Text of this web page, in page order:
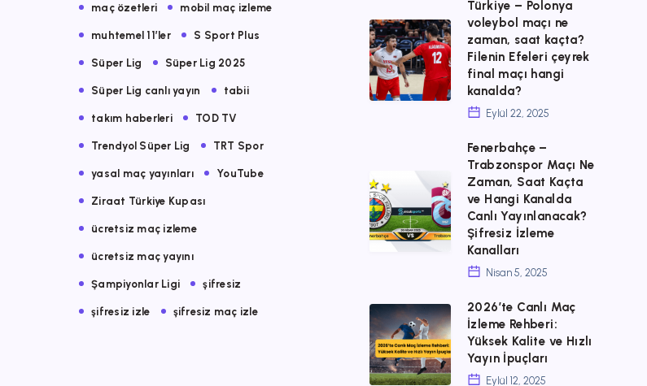
maç özetleri mobil maç izleme
muhtemel 11’ler S Sport Plus
Süper Lig Süper Lig 2025
Süper Lig canlı yayın tabii
takım haberleri TOD TV
Trendyol Süper Lig TRT Spor
yasal maç yayınları YouTube
Ziraat Türkiye Kupası
ücretsiz maç izleme
ücretsiz maç yayını
Şampiyonlar Ligi şifresiz
şifresiz izle şifresiz maç izle
Canlı
İzle,
Şifresiz
Donmadan
Türkiye
–
Polonya
voleybol
zaman,
saat
kaçta?
Filenin
final
maçı
hangi
Türkiye – Polonya
voleybol maçı ne
zaman, saat kaçta?
Filenin Efeleri çeyrek
final maçı hangi
kanalda?
Eylül 22, 2025
Fenerbahçe
–
Trabzonspor
Zaman,
Saat
Kaçta
ve
Fenerbahçe –
Trabzonspor Maçı Ne
Zaman, Saat Kaçta
ve Hangi Kanalda
Canlı Yayınlanacak?
Şifresiz İzleme
Kanalları
Nisan 5, 2025
2026’te
Canlı
Maç
2026’te Canlı Maç
İzleme Rehberi:
Yüksek Kalite ve Hızlı
Yayın İpuçları
Eylül 12, 2025